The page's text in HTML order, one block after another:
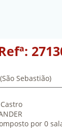
| Refª:
mil
Sebastião)
por 0